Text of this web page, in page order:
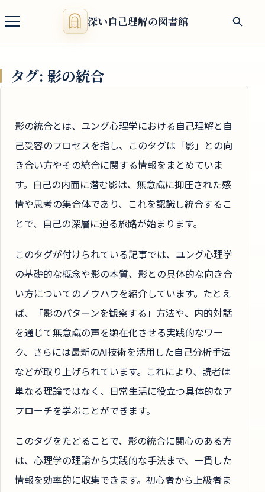
深い自己理解の図書館
タグ: 影の統合
影の統合とは、ユング心理学における自己理解と自
己受容のプロセスを指し、このタグは「影」との向
き合い方やその統合に関する情報をまとめていま
す。自己の内面に潜む影は、無意識に抑圧された感
情や思考の集合体であり、これを認識し統合するこ
とで、自己の深層に迫る旅路が始まります。
このタグが付けられている記事では、ユング心理学
の基礎的な概念や影の本質、影との具体的な向き合
い方についてのノウハウを紹介しています。たとえ
ば、「影のパターンを観察する」方法や、内的対話
を通じて無意識の声を顕在化させる実践的なワー
ク、さらには最新のAI技術を活用した自己分析手法
などが取り上げられています。これにより、読者は
単なる理論ではなく、日常生活に役立つ具体的なア
プローチを学ぶことができます。
このタグをたどることで、影の統合に関心のある方
は、心理学の理論から実践的な手法まで、一貫した
情報を効率的に収集できます。初心者から上級者ま